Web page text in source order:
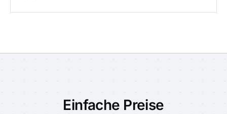
Einfache Preise